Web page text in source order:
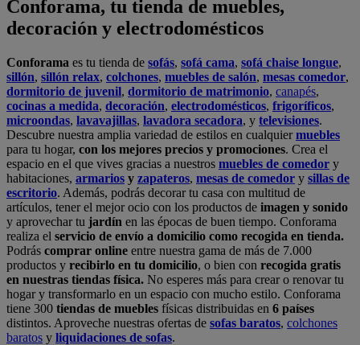
Conforama, tu tienda de muebles,
decoración y electrodomésticos
Conforama es tu tienda de sofás, sofá cama, sofá chaise longue,
sillón, sillón relax, colchones, muebles de salón, mesas comedor,
dormitorio de juvenil, dormitorio de matrimonio, canapés,
cocinas a medida, decoración, electrodomésticos, frigoríficos,
microondas, lavavajillas, lavadora secadora, y televisiones.
Descubre nuestra amplia variedad de estilos en cualquiermuebles
para tu hogar, con los mejores precios y promociones. Crea el
espacio en el que vives gracias a nuestros muebles de comedor y
habitaciones, armarios y zapateros, mesas de comedor y sillas de
escritorio. Además, podrás decorar tu casa con multitud de
artículos, tener el mejor ocio con los productos de imagen y sonido
y aprovechar tu jardín en las épocas de buen tiempo. Conforama
realiza el servicio de envío a domicilio como recogida en tienda.
Podrás comprar online entre nuestra gama de más de 7.000
productos y recibirlo en tu domicilio, o bien con recogida gratis
en nuestras tiendas física. No esperes más para crear o renovar tu
hogar y transformarlo en un espacio con mucho estilo. Conforama
tiene 300 tiendas de muebles físicas distribuidas en 6 países
distintos. Aproveche nuestras ofertas de sofas baratos, colchones
baratos y liquidaciones de sofas.